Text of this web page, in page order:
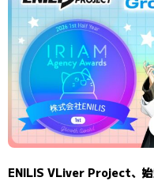
ENILIS VLiver Project、始